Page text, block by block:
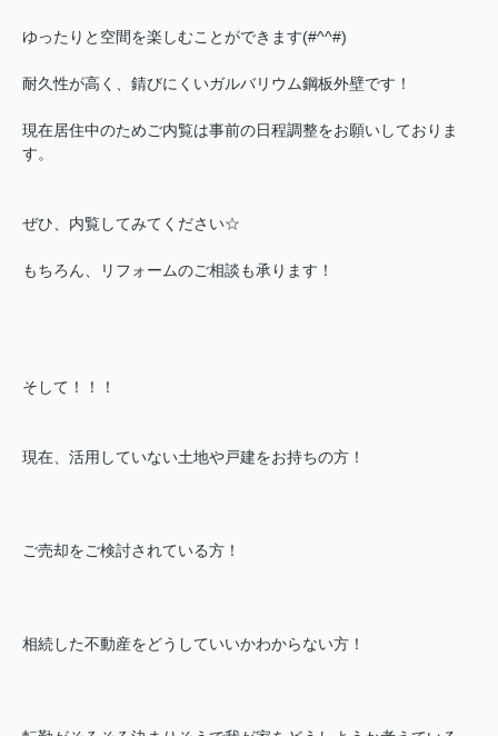
ゆったりと空間を楽しむことができます(#^^#)
耐久性が高く、錆びにくいガルバリウム鋼板外壁です！
現在居住中のためご内覧は事前の日程調整をお願いしておりま
す。
ぜひ、内覧してみてください☆
もちろん、リフォームのご相談も承ります！
そして！！！
現在、活用していない土地や戸建をお持ちの方！
ご売却をご検討されている方！
相続した不動産をどうしていいかわからない方！